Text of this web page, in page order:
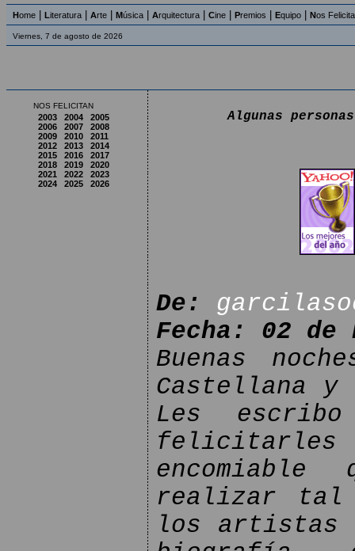
Home Literatura Arte Música Arquitectura Cine Premios Equipo Nos
Viernes, 7 de agosto de 2026
NOS FELICITAN
2003 2004
2005
2006
2007
2008
2009
2010
2011
2012
2013
2014
2015
2016
2017
2018
2019
2020
2021
2022
2023
2024
2025 2026
Algunas
De:
Fecha: 02 de
Buenas
Castellana
Les
realizar tal
los artistas